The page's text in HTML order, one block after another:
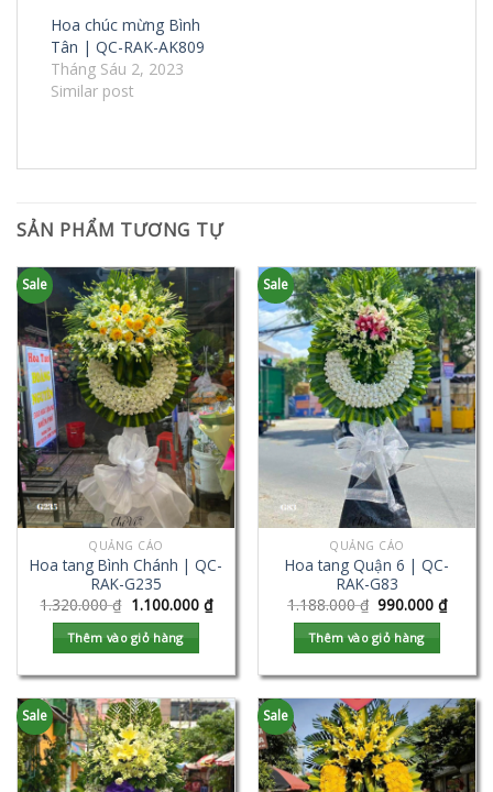
Hoa chúc mừng Bình
Tân | QC-RAK-AK809
Tháng Sáu 2, 2023
Similar post
SẢN PHẨM TƯƠNG TỰ
Sale
QUẢNG CÁO
Hoa tang Bình Chánh | QC-
RAK-G235
1.320.000₫ 1.100.000 ₫
Thêm vào giỏ hàng
Sale
QUẢNG CÁO
Hoa tang Quận 6 | QC-
RAK-G83
1.188.000₫ 990.000₫
Thêm vào giỏ hàng
Sale Sale